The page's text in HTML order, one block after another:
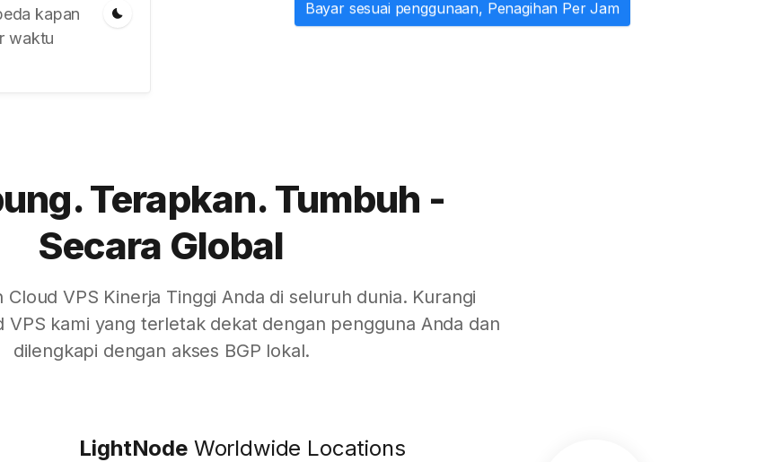
kapan
waktu
Bayar sesuai penggunaan, Penagihan Per Jam
Terapkan. Tumbuh -
Secara Global
VPS Kinerja Tinggi Anda di seluruh dunia. Kurangi
VPS kami yang terletak dekat dengan pengguna Anda dan
dilengkapi dengan akses BGP lokal.
LightNode Worldwide Locations